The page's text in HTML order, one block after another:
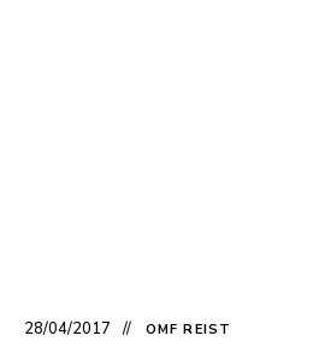
28/04/2017 OMF REIST